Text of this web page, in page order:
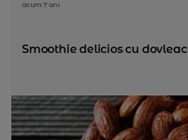
acum 7 ani
Smoothie delicios cu dovleac